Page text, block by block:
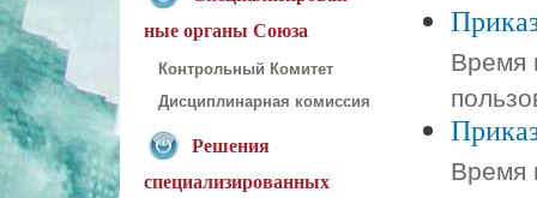
ные органы Союза
Контрольный Комитет
Дисциплинарная комиссия
Решения
специализированных
Время
Время